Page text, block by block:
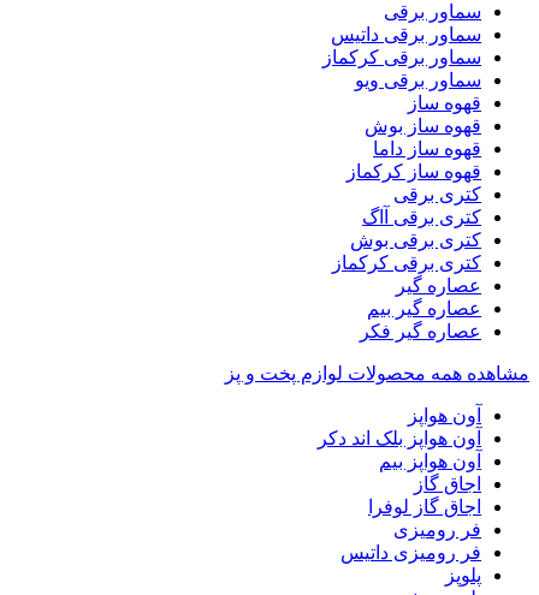
سماور برقی
سماور برقی داتیس
سماور برقی کرکماز
سماور برقی ویو
قهوه ساز
قهوه ساز بوش
قهوه ساز داما
قهوه ساز کرکماز
کتری برقی
کتری برقی آاگ
کتری برقی بوش
کتری برقی کرکماز
عصاره گیر
عصاره گیر بیم
عصاره گیر فکر
مشاهده همه محصولات لوازم پخت و پز
آون هواپز
آون هواپز بلک اند دکر
آون هواپز بیم
اجاق گاز
اجاق گاز لوفرا
فر رومیزی
فر رومیزی داتیس
پلوپز